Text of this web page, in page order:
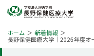
ホーム
新着情報
長野保健医療大学｜2026年度オ